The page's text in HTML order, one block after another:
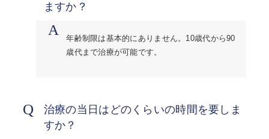
ますか？
A
年齢制限は基本的にありません。10歳代から90
歳代まで治療が可能です。
Q
治療の当日はどのくらいの時間を要しま
すか？